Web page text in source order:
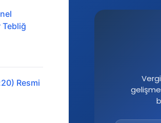
Tebliğ
Resmi